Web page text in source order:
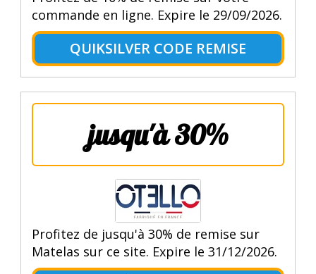
commande en ligne. Expire le 29/09/2026.
QUIKSILVER CODE REMISE
jusqu'à 30%
Profitez de jusqu'à 30% de remise sur
Matelas sur ce site. Expire le 31/12/2026.